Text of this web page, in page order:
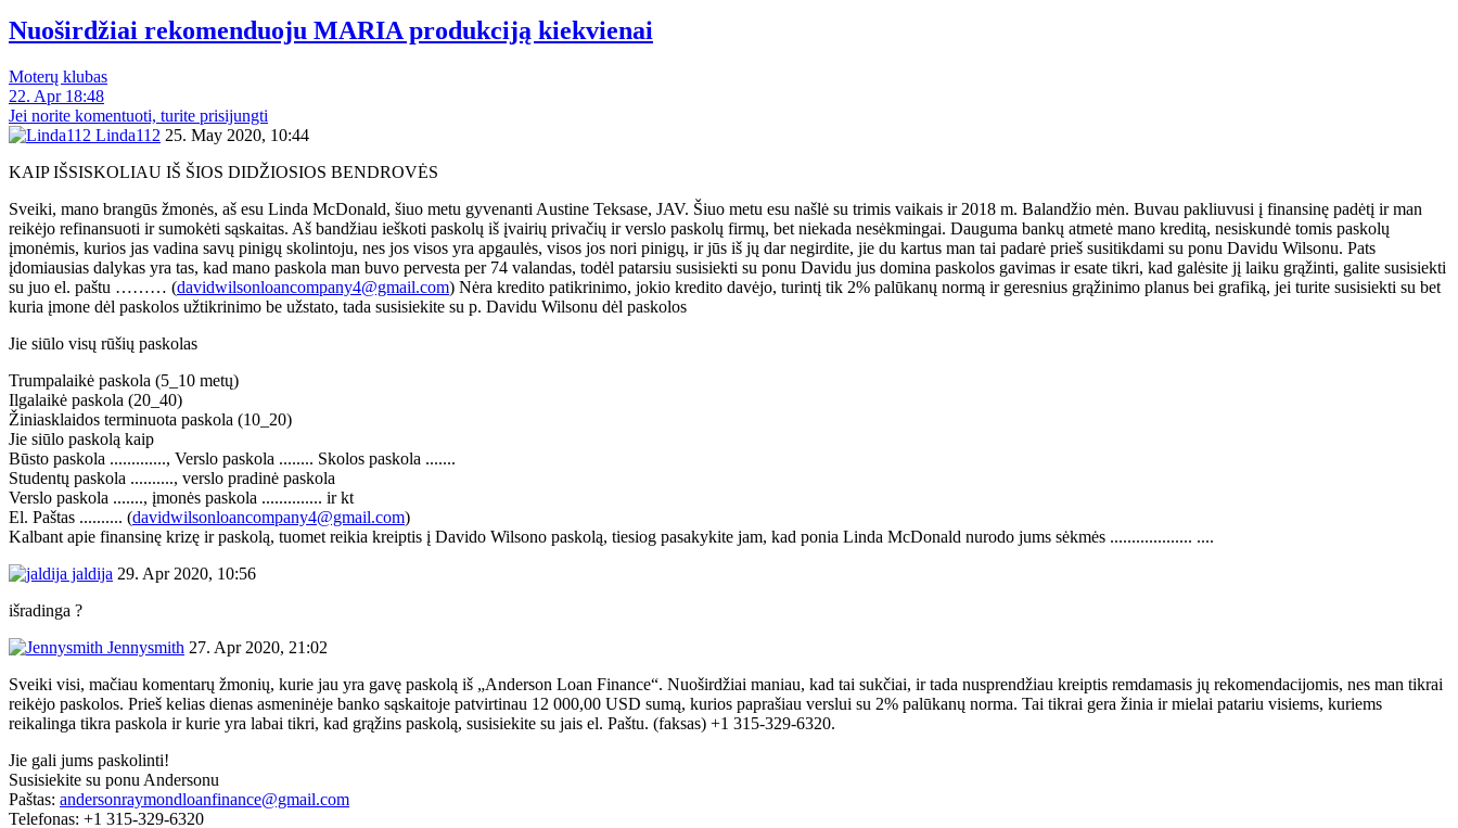
Nuoširdžiai rekomenduoju MARIA produkciją kiekvienai
Moterų klubas
22. Apr 18:48
Jei norite komentuoti, turite prisijungti
Linda112 25. May 2020, 10:44
KAIP IŠSISKOLIAU IŠ ŠIOS DIDŽIOSIOS BENDROVĖS
Sveiki, mano brangūs žmonės, aš esu Linda McDonald, šiuo metu gyvenanti Austine Teksase, JAV. Šiuo metu esu našlė su trimis vaikais ir 2018 m. Balandžio mėn. Buvau pakliuvusi į finansinę padėtį ir man
reikėjo refinansuoti ir sumokėti sąskaitas. Aš bandžiau ieškoti paskolų iš įvairių privačių ir verslo paskolų firmų, bet niekada nesėkmingai. Dauguma bankų atmetė mano kreditą, nesiskundė tomis paskolų
įmonėmis, kurios jas vadina savų pinigų skolintoju, nes jos visos yra apgaulės, visos jos nori pinigų, ir jūs iš jų dar negirdite, jie du kartus man tai padarė prieš susitikdami su ponu Davidu Wilsonu. Pats
įdomiausias dalykas yra tas, kad mano paskola man buvo pervesta per 74 valandas, todėl patarsiu susisiekti su ponu Davidu jus domina paskolos gavimas ir esate tikri, kad galėsite jį laiku grąžinti, galite susisiekti
su juo el. paštu ……… (davidwilsonloancompany4@gmail.com) Nėra kredito patikrinimo, jokio kredito davėjo, turintį tik 2% palūkanų normą ir geresnius grąžinimo planus bei grafiką, jei turite susisiekti su bet
kuria įmone dėl paskolos užtikrinimo be užstato, tada susisiekite su p. Davidu Wilsonu dėl paskolos
Jie siūlo visų rūšių paskolas
Trumpalaikė paskola (5_10 metų)
Ilgalaikė paskola (20_40)
Žiniasklaidos terminuota paskola (10_20)
Jie siūlo paskolą kaip
Būsto paskola ............., Verslo paskola ........ Skolos paskola .......
Studentų paskola .........., verslo pradinė paskola
Verslo paskola ......., įmonės paskola .............. ir kt
El. Paštas .......... (davidwilsonloancompany4@gmail.com)
Kalbant apie finansinę krizę ir paskolą, tuomet reikia kreiptis į Davido Wilsono paskolą, tiesiog pasakykite jam, kad ponia Linda McDonald nurodo jums sėkmės ................... ....
jaldija 29. Apr 2020, 10:56
išradinga ?
Jennysmith 27. Apr 2020, 21:02
Sveiki visi, mačiau komentarų žmonių, kurie jau yra gavę paskolą iš „Anderson Loan Finance“. Nuoširdžiai maniau, kad tai sukčiai, ir tada nusprendžiau kreiptis remdamasis jų rekomendacijomis, nes man tikrai
reikėjo paskolos. Prieš kelias dienas asmeninėje banko sąskaitoje patvirtinau 12 000,00 USD sumą, kurios paprašiau verslui su 2% palūkanų norma. Tai tikrai gera žinia ir mielai patariu visiems, kuriems
reikalinga tikra paskola ir kurie yra labai tikri, kad grąžins paskolą, susisiekite su jais el. Paštu. (faksas) +1 315-329-6320.
Jie gali jums paskolinti!
Susisiekite su ponu Andersonu
Paštas: andersonraymondloanfinance@gmail.com
Telefonas: +1 315-329-6320